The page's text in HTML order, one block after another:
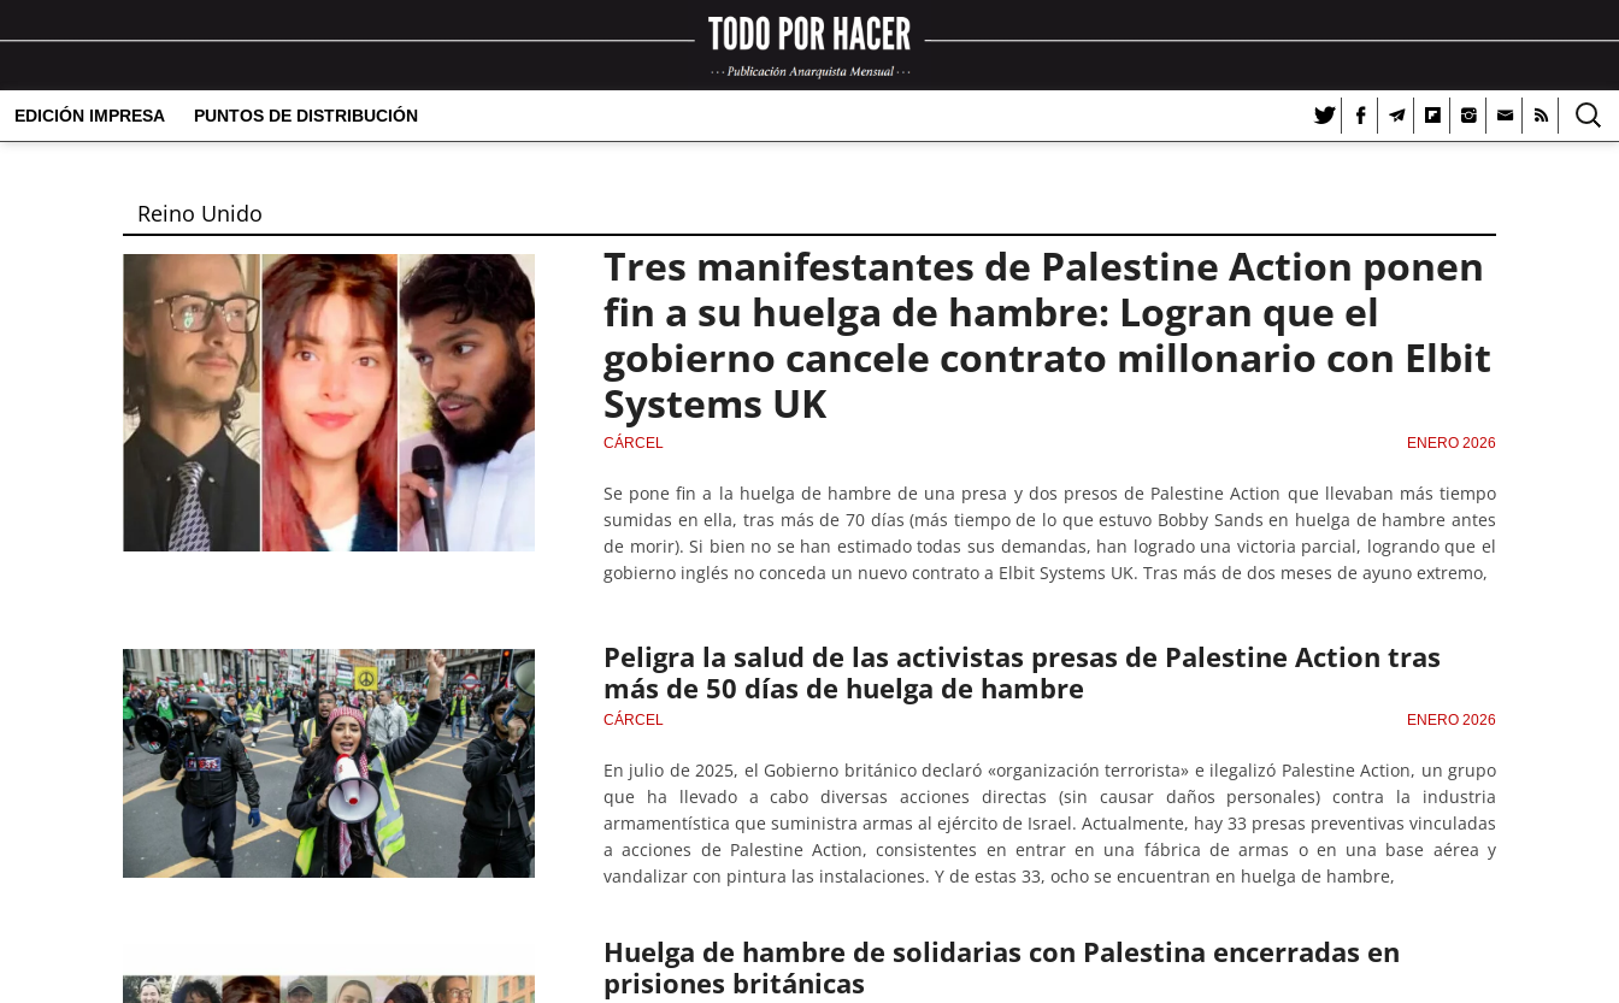
EDICIÓN IMPRESA PUNTOS DE DISTRIBUCIÓN
Reino Unido
Tres manifestantes de Palestine Action ponen
fin a su huelga de hambre: Logran que el
gobierno cancele contrato millonario con Elbit
Systems UK
CÁRCEL ENERO 2026
Se pone fin a la huelga de hambre de una presa y dos presos de Palestine Action que llevaban más tiempo
sumidas en ella, tras más de 70 días (más tiempo de lo que estuvo Bobby Sands en huelga de hambre antes
de morir). Si bien no se han estimado todas sus demandas, han logrado una victoria parcial, logrando que el
gobierno inglés no conceda un nuevo contrato a Elbit Systems UK. Tras más de dos meses de ayuno extremo,
Peligra la salud de las activistas presas de Palestine Action tras
más de 50 días de huelga de hambre
CÁRCEL ENERO 2026
En julio de 2025, el Gobierno británico declaró «organización terrorista» e ilegalizó Palestine Action, un grupo
que ha llevado a cabo diversas acciones directas (sin causar daños personales) contra la industria
armamentística que suministra armas al ejército de Israel. Actualmente, hay 33 presas preventivas vinculadas
a acciones de Palestine Action, consistentes en entrar en una fábrica de armas o en una base aérea y
vandalizar con pintura las instalaciones. Y de estas 33, ocho se encuentran en huelga de hambre,
Huelga de hambre de solidarias con Palestina encerradas en
prisiones británicas